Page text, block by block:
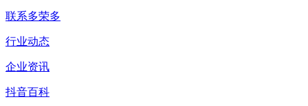
联系多荣多
行业动态
企业资讯
抖音百科